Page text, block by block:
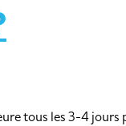
tous les 3-4 jours